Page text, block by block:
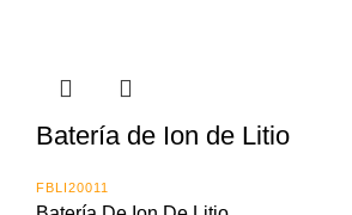
Batería de Ion de Litio
FBLI20011